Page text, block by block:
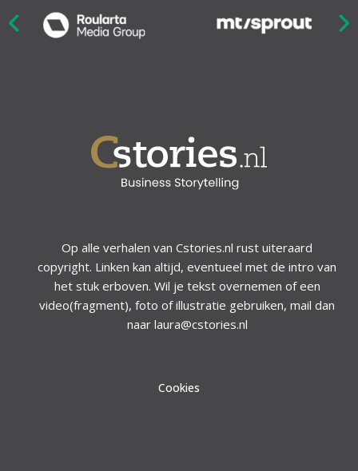
Op alle verhalen van Cstories.nl rust uiteraard
copyright. Linken kan altijd, eventueel met de intro van
het stuk erboven. Wil je tekst overnemen of een
video(fragment), foto of illustratie gebruiken, mail dan
naar laura@cstories.nl
Cookies